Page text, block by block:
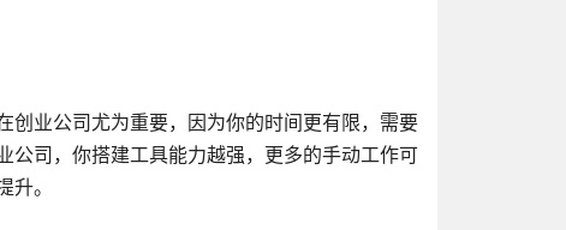
创业公司尤为重要，因为你的时间更有限，需要
公司，你搭建工具能力越强，更多的手动工作可
。